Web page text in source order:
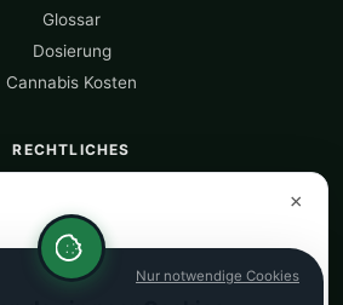
Glossar
Dosierung
Cannabis Kosten
RECHTLICHES
Datenquellen
Datenschutz
Nur notwendige Cookies
×